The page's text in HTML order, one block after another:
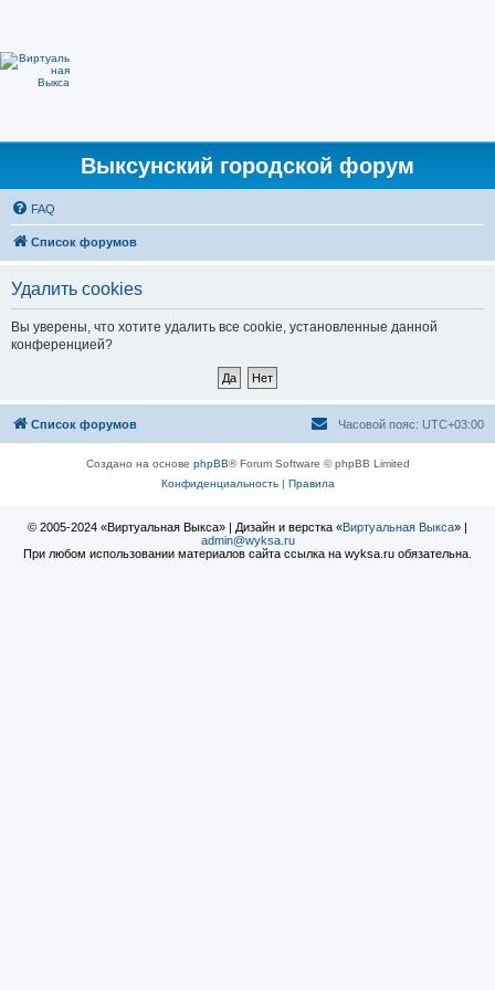
Выксунский городской форум
FAQ
Список форумов
Удалить cookies
Вы уверены, что хотите удалить все cookie, установленные данной
конференцией?
Список форумов Часовой пояс: UTC+03:00
Создано на основе phpBB® Forum Software © phpBB Limited
Конфиденциальность| Правила
© 2005-2024 «Виртуальная Выкса» | Дизайн и верстка «Виртуальная Выкса» |
admin@wyksa.ru
При любом использовании материалов сайта ссылка на wyksa.ru обязательна.